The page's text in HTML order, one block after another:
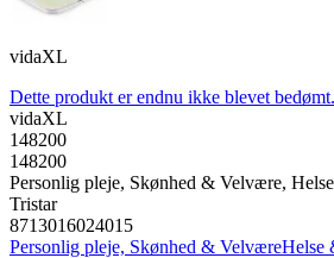
vidaXL
Dette produkt er endnu ikke blevet bedømt.
vidaXL
148200
148200
Personlig pleje, Skønhed & Velvære,
Tristar
8713016024015
Personlig pleje, Skønhed & VelværeHelse